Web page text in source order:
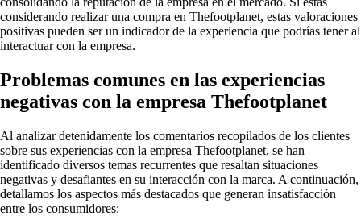
considerando realizar una compra en Thefootplanet, estas valoraciones
positivas pueden ser un indicador de la experiencia que podrías tener al
interactuar con la empresa.
Problemas comunes en las experiencias
negativas con la empresa Thefootplanet
Al analizar detenidamente los comentarios recopilados de los clientes
sobre sus experiencias con la empresa Thefootplanet, se han
identificado diversos temas recurrentes que resaltan situaciones
negativas y desafiantes en su interacción con la marca. A continuación,
detallamos los aspectos más destacados que generan insatisfacción
entre los consumidores: